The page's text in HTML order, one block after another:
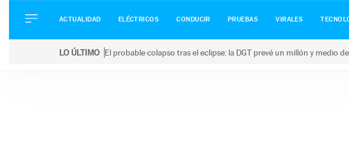
ELÉCTRICOS
CONDUCIR
ACTUALIDAD ELÉCTRICOS CONDUCIR PRUEBAS VIRALES
LO ÚLTIMO El probable colapso tras el eclipse: la DGT prevé un millón y medio